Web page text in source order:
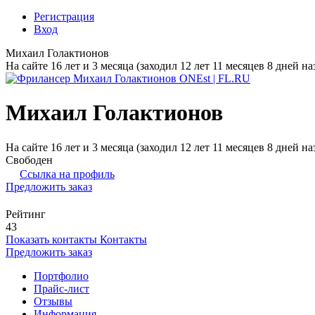
Регистрация
Вход
Михаил Голактионов
На сайте 16 лет и 3 месяца (заходил 12 лет 11 месяцев 8 дней
Михаил Голактионов
На сайте 16 лет и 3 месяца (заходил 12 лет 11 месяцев 8 дней
Свободен
Ссылка на профиль
Предложить заказ
Рейтинг
43
Показать контакты Контакты
Предложить заказ
Портфолио
Прайс-лист
Отзывы